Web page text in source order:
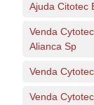
Ajuda Citotec
Venda
Alianca Sp
Venda
Venda